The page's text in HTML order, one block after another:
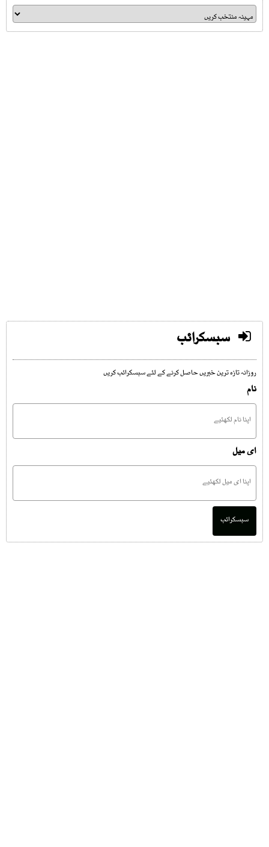
سبسکرائب
روزانہ تازہ ترین خبریں حاصل کرنے کے لئے سبسکرائب کریں
نام
ای میل
سبسکرائب